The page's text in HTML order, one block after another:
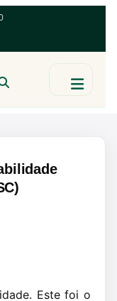
Este foi o